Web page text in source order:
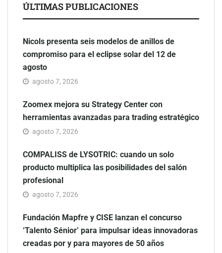
ÚLTIMAS PUBLICACIONES
Nicols presenta seis modelos de anillos de
compromiso para el eclipse solar del 12 de
agosto
agosto 7, 2026
Zoomex mejora su Strategy Center con
herramientas avanzadas para trading estratégico
agosto 7, 2026
COMPALISS de LYSOTRIC: cuando un solo
producto multiplica las posibilidades del salón
profesional
agosto 7, 2026
Fundación Mapfre y CISE lanzan el concurso
‘Talento Sénior’ para impulsar ideas innovadoras
creadas por y para mayores de 50 años